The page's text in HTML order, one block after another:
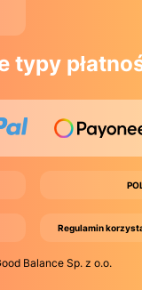
typy
Regulamin
Balance Sp. z o.o.